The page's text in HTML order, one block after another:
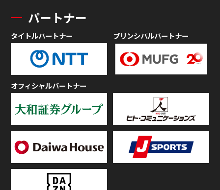
パートナー
タイトルパートナー プリンシパルパートナー
オフィシャルパートナー